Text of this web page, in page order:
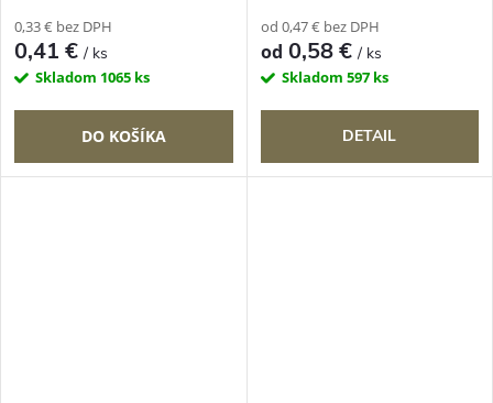
0,33 € bez DPH
0,41 €/ ks
Skladom 1065 ks
DO KOŠÍKA
od 0,47 € bez DPH
od 0,58 €/ ks
Skladom 597 ks
DETAIL